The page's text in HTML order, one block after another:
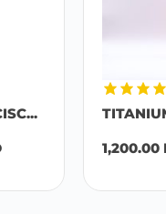
1,200.00